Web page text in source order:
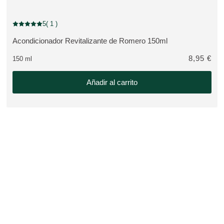
NOVEDAD
VER PRODUCTO:
Acondicionador Revitalizante de Romero 150ml
Puntuación: 5 / 5 estrellas 1 valoraciones de usuarios
5( 1 )
150 ml 8,95 €
Añadir al carrito